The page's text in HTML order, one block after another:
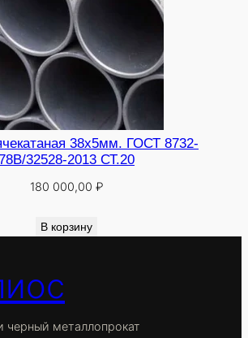
38х5мм. ГОСТ 8732-
32528-2013 СТ.20
180 000,00 ₽
В корзину
металлопрокат